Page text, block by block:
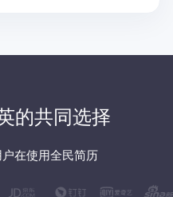
的共同选择
在使用全民简历